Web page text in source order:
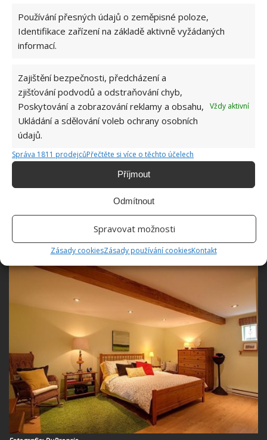
Používání přesných údajů o zeměpisné poloze,
Identifikace zařízení na základě aktivně vyžádaných
informací.
Zajištění bezpečnosti, předcházení a
zjišťování podvodů a odstraňování chyb,
Poskytování a zobrazování reklamy a obsahu,
Ukládání a sdělování voleb ochrany osobních
údajů.
Vždy aktivní
Správa 1811 prodejcůPřečtěte si více o těchto účelech
Příjmout
Odmítnout
Spravovat možnosti
Zásady cookiesZásady používání cookiesKontakt
Fotografie: DuProprio
Suterén tvoří ložnice, prádelna a
sklep
Také jste si říkali, kde se skrývá ložnice? Majitelé jí
vhodně umístili do suterénu, přičemž je dostatečně
velká s malým okénkem, kterým proniká denní
světlo.